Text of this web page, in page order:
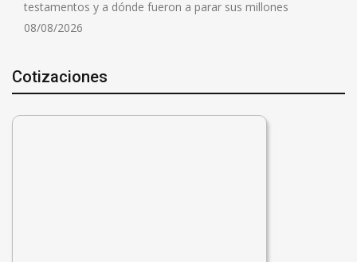
testamentos y a dónde fueron a parar sus millones
08/08/2026
Cotizaciones